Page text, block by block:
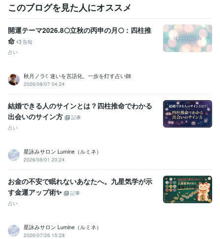
このブログを見た人にオススメ
開運テーマ2026.8🌕立秋の丙申の月🌕：四柱推
命
告知
占い
秋月ノラ☾迷いを言語化、一歩を灯す占い師
2026/08/07 04:24
結婚できる人のサインとは？四柱推命でわかる
出会いのサイン方
記事
占い
星詠みサロン Lumine（ルミネ）
2026/08/01 20:24
お金の不安で眠れないあなたへ。九星気学が示
す金運アップ術✨
記事
占い
星詠みサロン Lumine（ルミネ）
2026/07/26 15:28